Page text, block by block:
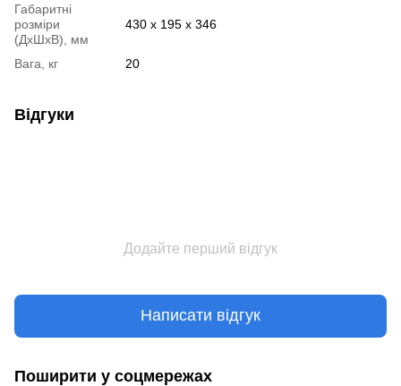
Габаритні
розміри
(ДхШхВ), мм
430 х 195 х 346
Вага, кг 20
Відгуки
Додайте перший відгук
Написати відгук
Поширити у соцмережах